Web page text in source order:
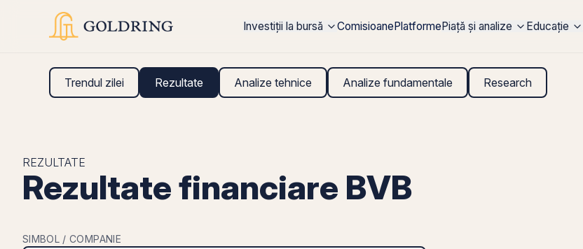
Investiții la bursă ComisioanePlatformePiață și analize Educație
Trendul zilei Rezultate Analize tehnice Analize fundamentale Research
REZULTATE
Rezultate financiare BVB
SIMBOL / COMPANIE